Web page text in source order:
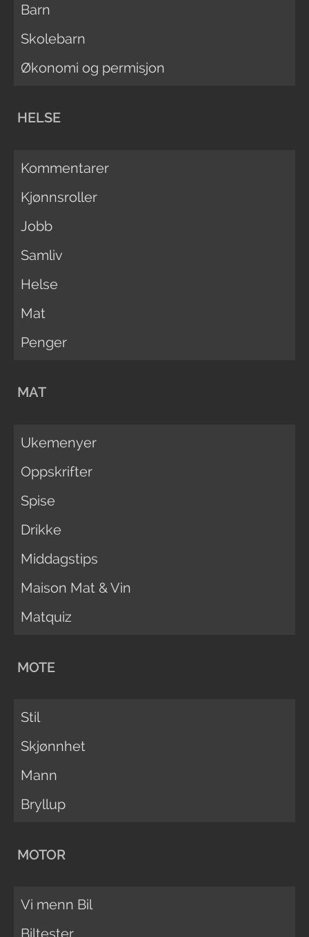
Barn
Skolebarn
Økonomi og permisjon
HELSE
Kommentarer
Kjønnsroller
Jobb
Samliv
Helse
Mat
Penger
MAT
Ukemenyer
Oppskrifter
Spise
Drikke
Middagstips
Maison Mat & Vin
Matquiz
MOTE
Stil
Skjønnhet
Mann
Bryllup
MOTOR
Vi menn Bil